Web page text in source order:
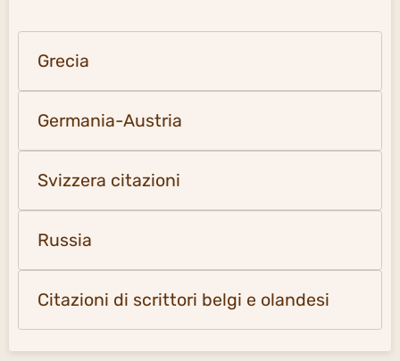
Grecia
Germania-Austria
Svizzera citazioni
Russia
Citazioni di scrittori belgi e olandesi